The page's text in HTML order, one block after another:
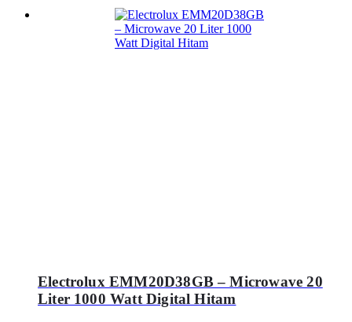
Electrolux EMM20D38GB – Microwave 20
Liter 1000 Watt Digital Hitam